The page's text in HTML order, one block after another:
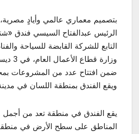
بتصميم معماري عالمي وأيادٍ
الرئيس عبدالفتاح السيسي فندق
التابع للشركة القابضة للسياحة
ضمن افتتاح عدد من المشروعات
ويقع الفندق بمنطقة اللسان في
يقع الفندق في منطقة تعد من أجمل
المناطق على سطح الأرض في